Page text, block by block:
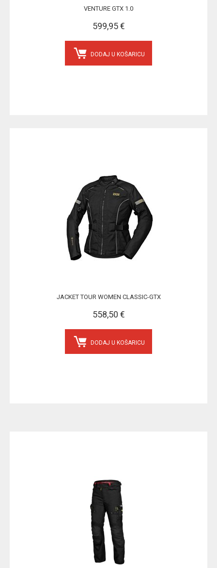
VENTURE GTX 1.0
599,95 €
DODAJ U KOŠARICU
JACKET TOUR WOMEN CLASSIC-GTX
558,50 €
DODAJ U KOŠARICU